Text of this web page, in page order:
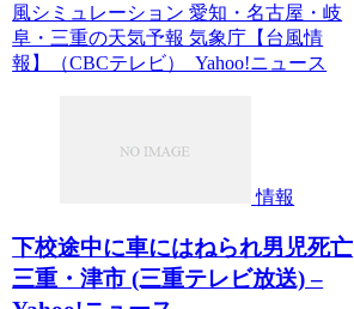
風シミュレーション 愛知・名古屋・岐
阜・三重の天気予報 気象庁【台風情
報】（CBCテレビ） Yahoo!ニュース
情報
下校途中に車にはねられ男児死亡
三重・津市 (三重テレビ放送) –